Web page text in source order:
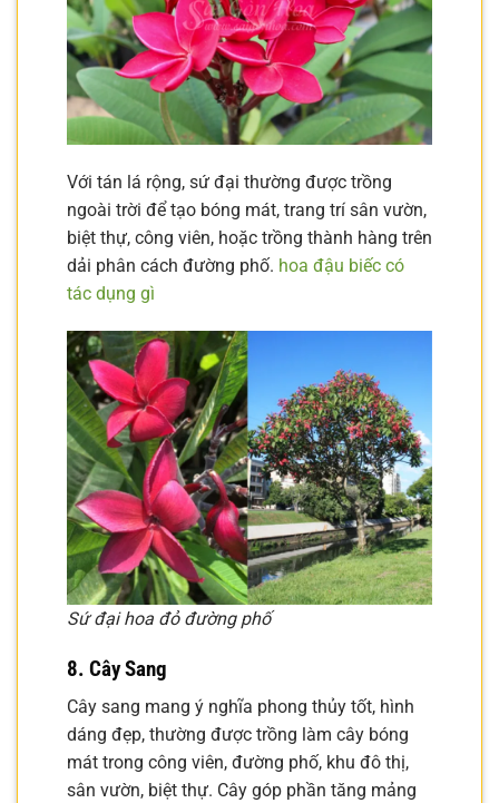
Với tán lá rộng, sứ đại thường được trồng
ngoài trời để tạo bóng mát, trang trí sân vườn,
biệt thự, công viên, hoặc trồng thành hàng trên
dải phân cách đường phố. hoa đậu biếc có
tác dụng gì
Sứ đại hoa đỏ đường phố
8. Cây Sang
Cây sang mang ý nghĩa phong thủy tốt, hình
dáng đẹp, thường được trồng làm cây bóng
mát trong công viên, đường phố, khu đô thị,
sân vườn, biệt thự. Cây góp phần tăng mảng